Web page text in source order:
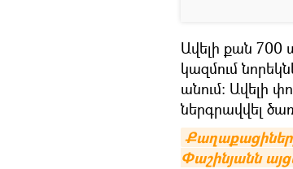
Ավելի քան 700
կազմում
անում։ Ավելի
ներգրավվել
Փաշինյանն